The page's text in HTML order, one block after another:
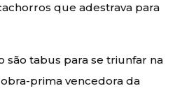
que adestrava para
são tabus para se triunfar na
obra-prima vencedora da